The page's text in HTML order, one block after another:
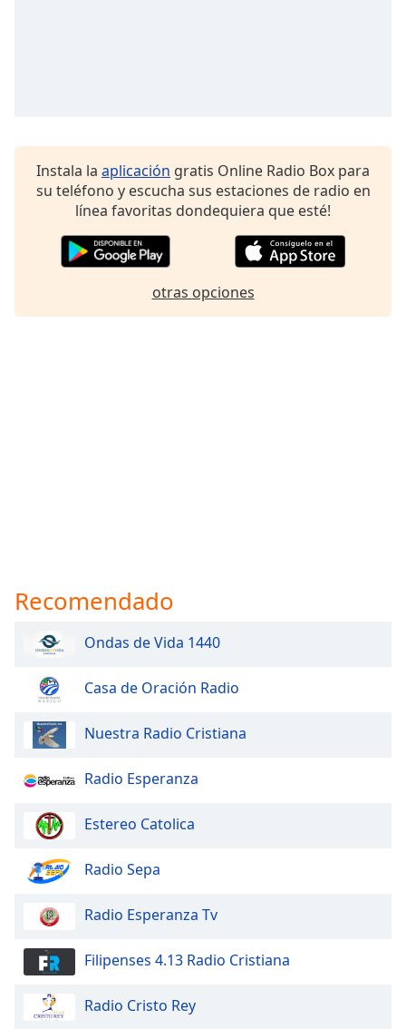
Instala la aplicación gratis Online Radio Box para
su teléfono y escucha sus estaciones de radio en
línea favoritas dondequiera que esté!
otras opciones
Recomendado
Ondas de Vida 1440
Casa de Oración Radio
Nuestra Radio Cristiana
Radio Esperanza
Estereo Catolica
Radio Sepa
Radio Esperanza Tv
Filipenses 4.13 Radio Cristiana
Radio Cristo Rey